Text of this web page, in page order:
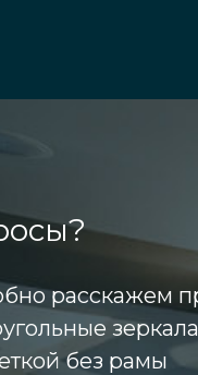
расскажем
без рамы